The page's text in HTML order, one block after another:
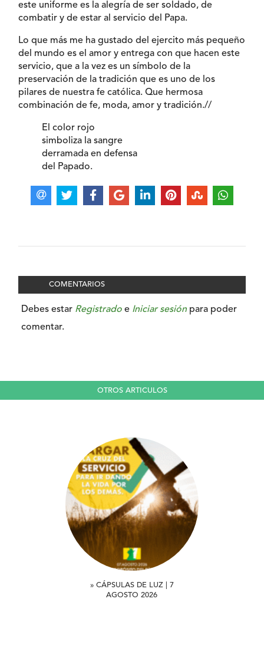
este uniforme es la alegría de ser soldado, de
combatir y de estar al servicio del Papa.
Lo que más me ha gustado del ejercito más pequeño
del mundo es el amor y entrega con que hacen este
servicio, que a la vez es un símbolo de la
preservación de la tradición que es uno de los
pilares de nuestra fe católica. Que hermosa
combinación de fe, moda, amor y tradición.//
El color rojo
simboliza la sangre
derramada en defensa
del Papado.
COMENTARIOS
Debes estar Registrado e Iniciar sesión para poder
comentar.
OTROS ARTICULOS
» CÁPSULAS DE LUZ | 7
AGOSTO 2026